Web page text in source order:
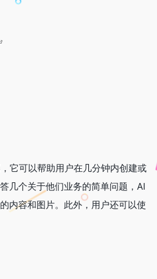
它可以帮助用户在几分钟内创建或
几个关于他们业务的简单问题，AI
内容和图片。此外，用户还可以使